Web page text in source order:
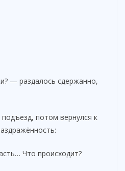
— раздалось сдержанно,
потом вернулся к
Что происходит?